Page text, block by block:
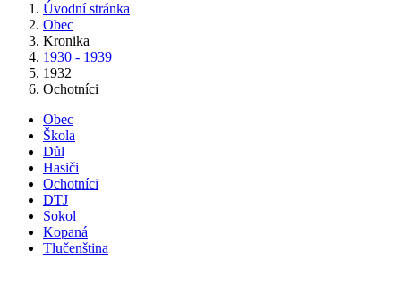
Úvodní stránka
Obec
Kronika
1930 - 1939
1932
Ochotníci
Obec
Škola
Důl
Hasiči
Ochotníci
DTJ
Sokol
Kopaná
Tlučenština